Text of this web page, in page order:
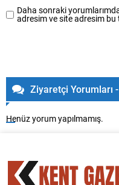
Daha sonraki
adresim ve site adresim bu
Ziyaretçi Yorumları
Henüz yorum yapılmamış.